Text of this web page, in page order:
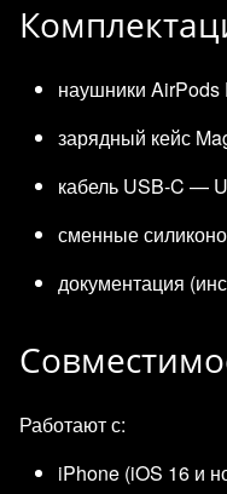
наушники AirPods
зарядный кейс
кабель USB‑C —
сменные
документация
Работают с:
iPhone (iOS 16 и